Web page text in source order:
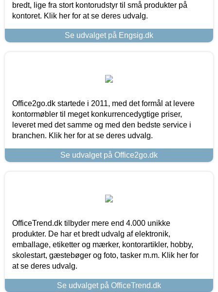
bredt, lige fra stort kontorudstyr til små produkter på
kontoret. Klik her for at se deres udvalg.
Se udvalget på Engsig.dk
Office2go.dk startede i 2011, med det formål at levere
kontormøbler til meget konkurrencedygtige priser,
leveret med det samme og med den bedste service i
branchen. Klik her for at se deres udvalg.
Se udvalget på Office2go.dk
OfficeTrend.dk tilbyder mere end 4.000 unikke
produkter. De har et bredt udvalg af elektronik,
emballage, etiketter og mærker, kontorartikler, hobby,
skolestart, gæstebøger og foto, tasker m.m. Klik her for
at se deres udvalg.
Se udvalget på OfficeTrend.dk